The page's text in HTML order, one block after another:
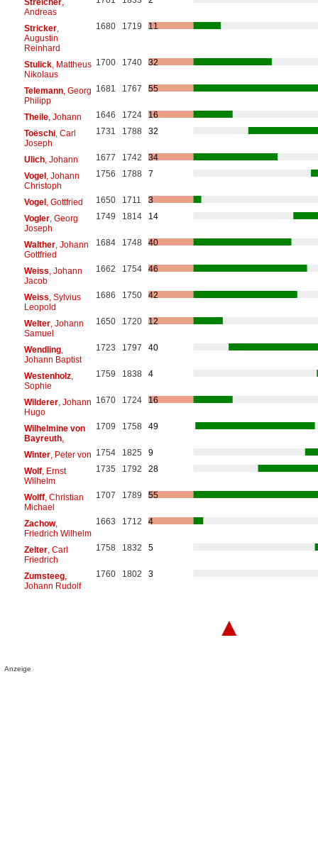
Andreas
Stricker,
Augustin
Reinhard
1680 1719 11
Stulick, Mattheus
Nikolaus
1700 1740 32
Telemann, Georg
Philipp
1681 1767 55
Theile, Johann 1646 1724
16
Toëschi, Carl
Joseph
1731 1788 32
Ulich, Johann 1677 1742
34
Vogel, Johann
Christoph
1756 1788 7
Vogel, Gottfried 1650 1711
3
Vogler, Georg
Joseph
1749 1814 14
Walther, Johann
Gottfried
1684 1748 40
Weiss , Johann
Jacob
1662 1754 46
Weiss , Sylvius
Leopold
1686 1750 42
Welter, Johann
Samuel
1650 1720 12
Wendling,
Johann Baptist
1723 1797 40
Westenholz,
Sophie
1759 1838 4
Wilderer, Johann
Hugo
1670 1724 16
Wilhelmine von
Bayreuth,
1709 1758 49
Winter, Peter von 1754 1825
9
Wolf, Ernst
Wilhelm
1735 1792 28
Wolff, Christian
Michael
1707 1789 55
Zachow,
Friedrich Wilhelm
1663 1712 4
Zelter, Carl
Friedrich
1758 1832 5
Zumsteeg,
Johann Rudolf
1760 1802 3
▲
Anzeige